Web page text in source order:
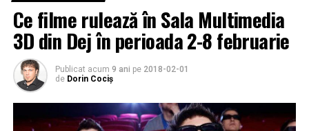
Ce filme rulează în Sala Multimedia
3D din Dej în perioada 2-8 februarie
Publicat acum 9 ani pe 2018-02-01
de Dorin Cociș